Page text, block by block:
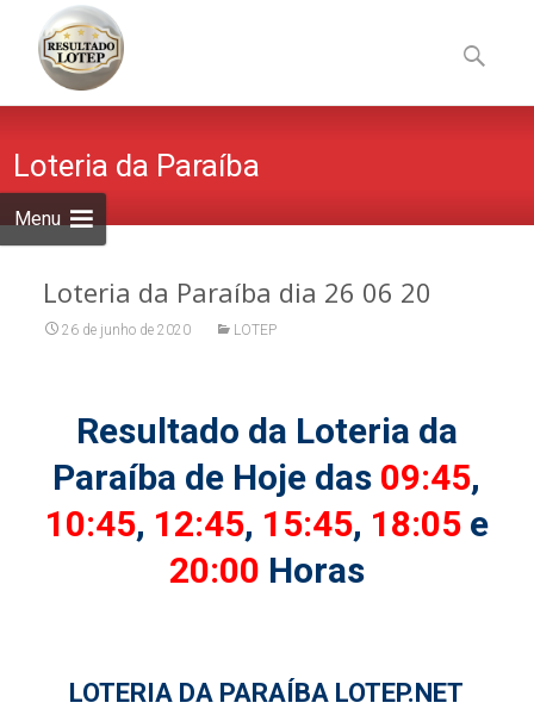
Menu
to
content
por:
Loteria da Paraíba
Loteria da Paraíba dia 26 06 20
26 de junho de 2020 LOTEP
Resultado da Loteria da
Paraíba de Hoje das 09:45,
10:45, 12:45, 15:45, 18:05 e
20:00 Horas
LOTERIA DA PARAÍBA LOTEP.NET